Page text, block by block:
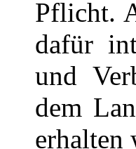
Pflicht.
dafür
und
dem
erhalten